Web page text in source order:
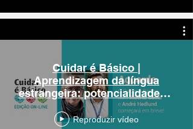
Cuidar é Básico |
Aprendizagem da língua
estrangeira: potencialidades e
benefícios a longo prazo
Reproduzir vídeo